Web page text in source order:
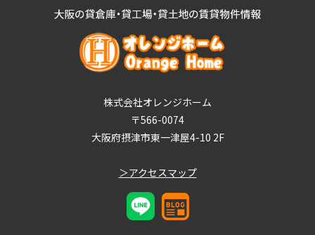
株式会社オレンジホーム
〒566-0074
大阪府摂津市東一津屋4-10 2F
＞アクセスマップ